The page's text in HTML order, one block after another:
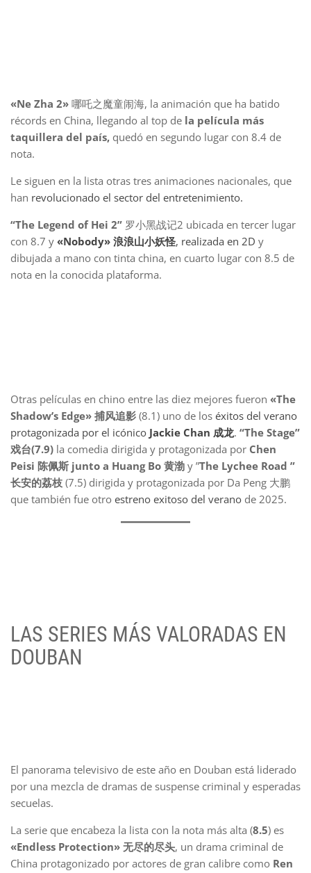
«Ne Zha 2» 哪吒之魔童闹海, la animación que ha batido
récords en China, llegando al top de la película más
taquillera del país, quedó en segundo lugar con 8.4 de
nota.
Le siguen en la lista otras tres animaciones nacionales, que
han revolucionado el sector del entretenimiento.
“The Legend of Hei 2” 罗小黑战记2 ubicada en tercer lugar
con 8.7 y «Nobody» 浪浪山小妖怪, realizada en 2D y
dibujada a mano con tinta china, en cuarto lugar con 8.5 de
nota en la conocida plataforma.
Otras películas en chino entre las diez mejores fueron «The
Shadow’s Edge» 捕风追影 (8.1) uno de los éxitos del verano
protagonizada por el icónico Jackie Chan 成龙. “The Stage”
戏台(7.9) la comedia dirigida y protagonizada por Chen
Peisi 陈佩斯 junto a Huang Bo 黄渤 y ”The Lychee Road ”
长安的荔枝 (7.5) dirigida y protagonizada por Da Peng 大鹏
que también fue otro estreno exitoso del verano de 2025.
LAS SERIES MÁS VALORADAS EN
DOUBAN
El panorama televisivo de este año en Douban está liderado
por una mezcla de dramas de suspense criminal y esperadas
secuelas.
La serie que encabeza la lista con la nota más alta (8.5) es
«Endless Protection» 无尽的尽头, un drama criminal de
China protagonizado por actores de gran calibre como Ren